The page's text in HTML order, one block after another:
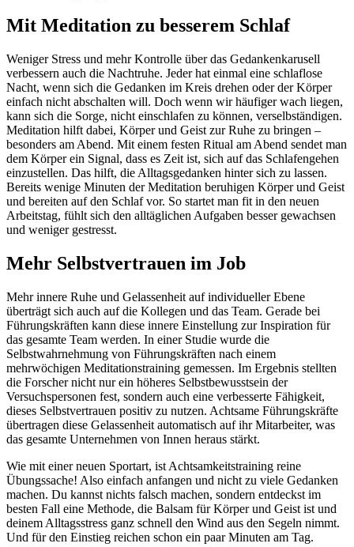
Mit Meditation zu besserem Schlaf
Weniger Stress und mehr Kontrolle über das Gedankenkarusell
verbessern auch die Nachtruhe. Jeder hat einmal eine schlaflose
Nacht, wenn sich die Gedanken im Kreis drehen oder der Körper
einfach nicht abschalten will. Doch wenn wir häufiger wach liegen,
kann sich die Sorge, nicht einschlafen zu können, verselbständigen.
Meditation hilft dabei, Körper und Geist zur Ruhe zu bringen –
besonders am Abend. Mit einem festen Ritual am Abend sendet man
dem Körper ein Signal, dass es Zeit ist, sich auf das Schlafengehen
einzustellen. Das hilft, die Alltagsgedanken hinter sich zu lassen.
Bereits wenige Minuten der Meditation beruhigen Körper und Geist
und bereiten auf den Schlaf vor. So startet man fit in den neuen
Arbeitstag, fühlt sich den alltäglichen Aufgaben besser gewachsen
und weniger gestresst.
Mehr Selbstvertrauen im Job
Mehr innere Ruhe und Gelassenheit auf individueller Ebene
überträgt sich auch auf die Kollegen und das Team. Gerade bei
Führungskräften kann diese innere Einstellung zur Inspiration für
das gesamte Team werden. In einer Studie wurde die
Selbstwahrnehmung von Führungskräften nach einem
mehrwöchigen Meditationstraining gemessen. Im Ergebnis stellten
die Forscher nicht nur ein höheres Selbstbewusstsein der
Versuchspersonen fest, sondern auch eine verbesserte Fähigkeit,
dieses Selbstvertrauen positiv zu nutzen. Achtsame Führungskräfte
übertragen diese Gelassenheit automatisch auf ihr Mitarbeiter, was
das gesamte Unternehmen von Innen heraus stärkt.
Wie mit einer neuen Sportart, ist Achtsamkeitstraining reine
Übungssache! Also einfach anfangen und nicht zu viele Gedanken
machen. Du kannst nichts falsch machen, sondern entdeckst im
besten Fall eine Methode, die Balsam für Körper und Geist ist und
deinem Alltagsstress ganz schnell den Wind aus den Segeln nimmt.
Und für den Einstieg reichen schon ein paar Minuten am Tag.